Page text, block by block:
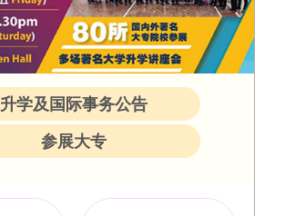
升学及国际事务公告
参展大专